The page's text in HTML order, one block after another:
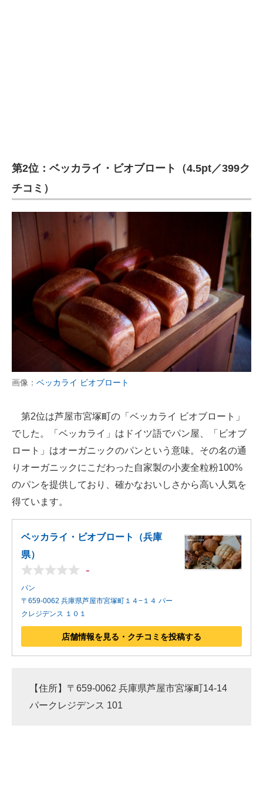
第2位：ベッカライ・ビオブロート（4.5pt／399ク
チコミ）
画像： ベッカライ ビオブロート
第2位は芦屋市宮塚町の「ベッカライ ビオブロート」
でした。「ベッカライ」はドイツ語でパン屋、「ビオブ
ロート」はオーガニックのパンという意味。その名の通
りオーガニックにこだわった自家製の小麦全粒粉100%
のパンを提供しており、確かなおいしさから高い人気を
得ています。
ベッカライ・ビオブロート（兵庫
県）
-
パン
〒659-0062 兵庫県芦屋市宮塚町１４−１４ パー
クレジデンス １０１
店舗情報を見る・クチコミを投稿する
【住所】〒659-0062 兵庫県芦屋市宮塚町14-14
パークレジデンス 101